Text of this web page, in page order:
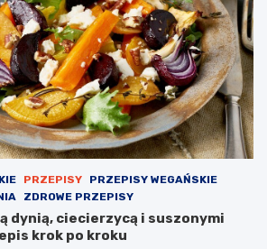
PRZEPISY
PRZEPISY WEGAŃSKIE
ZDROWE PRZEPISY
dynią, ciecierzycą i suszonymi
krok po kroku